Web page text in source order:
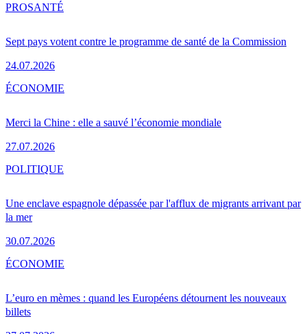
Sept pays votent contre le programme de santé de la Commission
24.07.2026
PROSANTÉ
Merci la Chine : elle a sauvé l’économie mondiale
27.07.2026
ÉCONOMIE
Une enclave espagnole dépassée par l'afflux de migrants arrivant par
la mer
30.07.2026
POLITIQUE
L’euro en mèmes : quand les Européens détournent les nouveaux
billets
ÉCONOMIE